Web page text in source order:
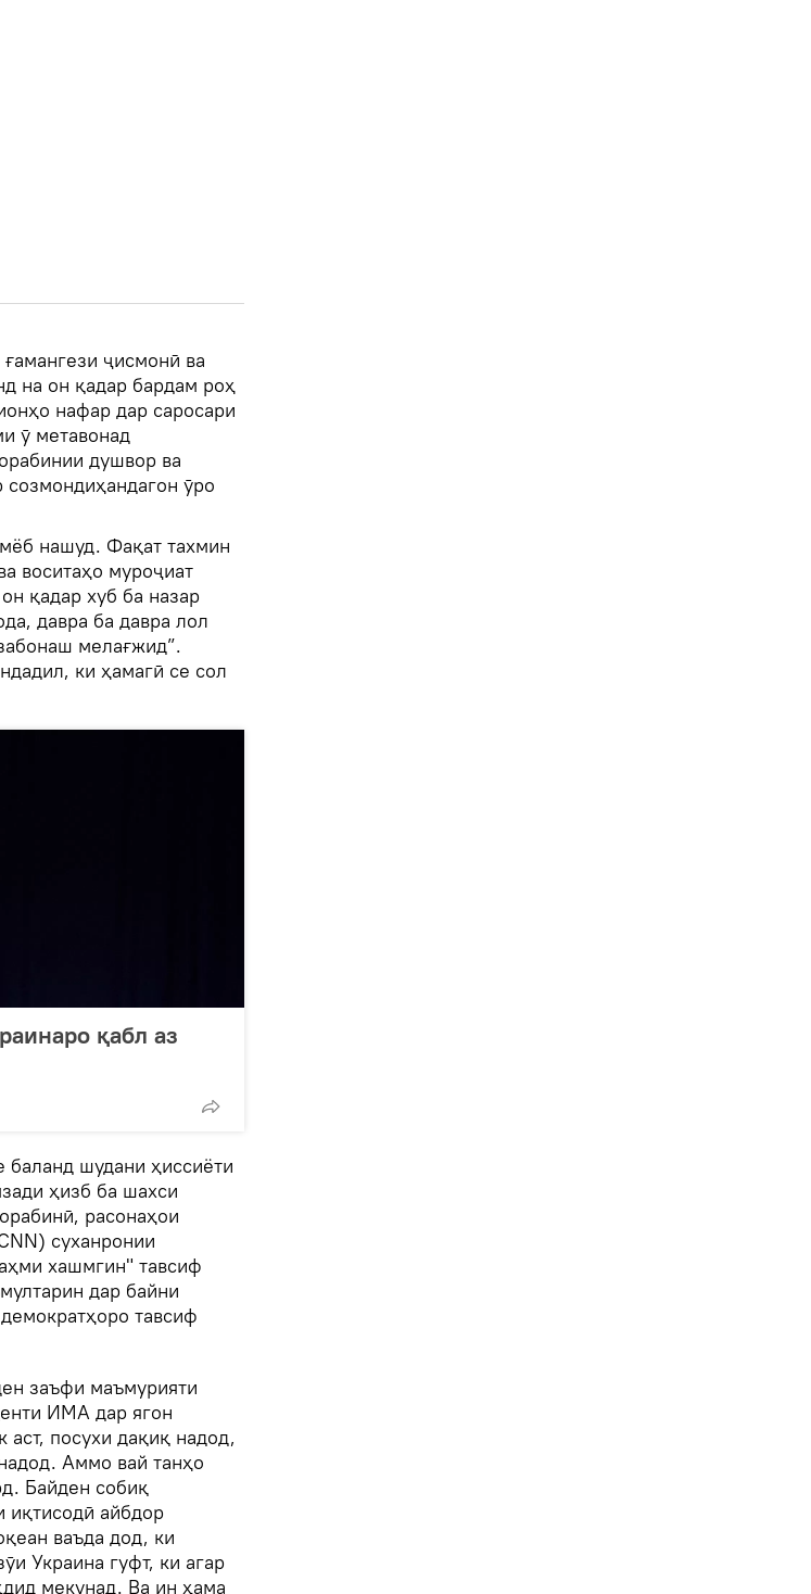
ҷисмонӣ ва
на он қадар бардам роҳ
нафар дар саросари
ӯ метавонад
душвор ва
созмондиҳандагон ӯро
нашуд. Фақат тахмин
воситаҳо муроҷиат
қадар хуб ба назар
давра ба давра лол
мелағжид”.
ки ҳамагӣ се сол
қабл аз
баланд шудани ҳиссиёти
ҳизб ба шахси
расонаҳои
суханронии
хашмгин" тавсиф
дар байни
тавсиф
заъфи маъмурияти
ИМА дар ягон
посухи дақиқ надод,
Аммо вай танҳо
Байден собиқ
иқтисодӣ айбдор
ваъда дод, ки
Украина гуфт, ки агар
мекунад. Ва ин ҳама